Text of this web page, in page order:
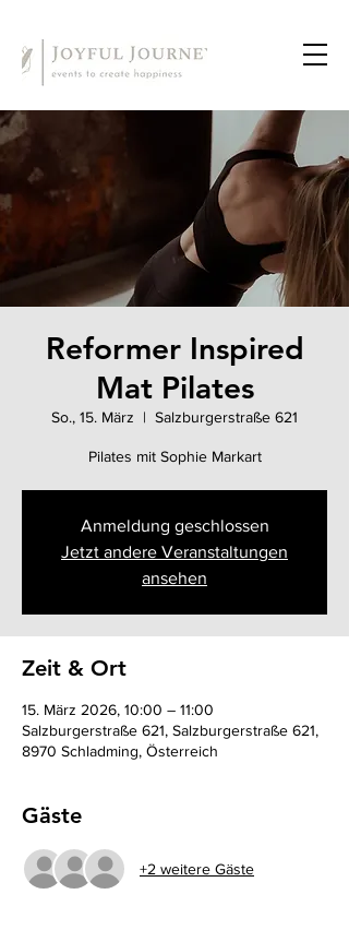
Reformer Inspired
Mat Pilates
So., 15. März
  |
Salzburgerstraße 621
Pilates mit Sophie Markart
Anmeldung geschlossen
Jetzt andere Veranstaltungen
ansehen
Zeit & Ort
15. März 2026, 10:00 – 11:00
Salzburgerstraße 621, Salzburgerstraße 621,
8970 Schladming, Österreich
Gäste
+2 weitere Gäste